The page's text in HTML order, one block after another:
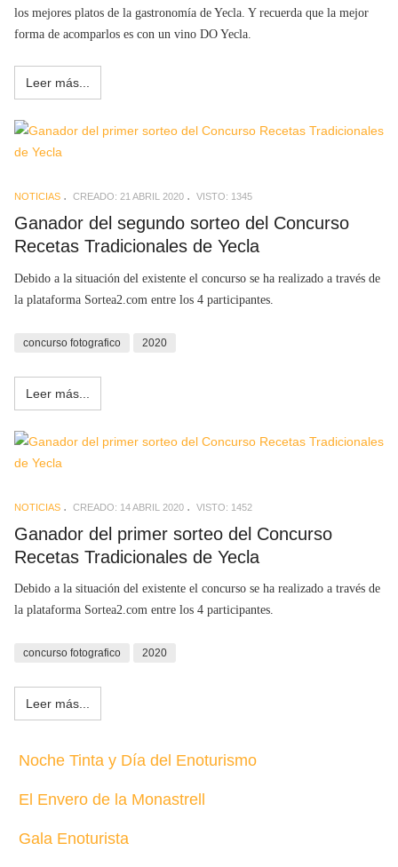
los mejores platos de la gastronomía de Yecla. Y recuerda que la mejor
forma de acomparlos es con un vino DO Yecla.
Leer más...
NOTICIAS CREADO: 21 ABRIL 2020 VISTO: 1345
Ganador del segundo sorteo del Concurso
Recetas Tradicionales de Yecla
Debido a la situación del existente el concurso se ha realizado a través de
la plataforma Sortea2.com entre los 4 participantes.
concurso fotografico 2020
Leer más...
NOTICIAS CREADO: 14 ABRIL 2020 VISTO: 1452
Ganador del primer sorteo del Concurso
Recetas Tradicionales de Yecla
Debido a la situación del existente el concurso se ha realizado a través de
la plataforma Sortea2.com entre los 4 participantes.
concurso fotografico 2020
Leer más...
Noche Tinta y Día del Enoturismo
El Envero de la Monastrell
Gala Enoturista